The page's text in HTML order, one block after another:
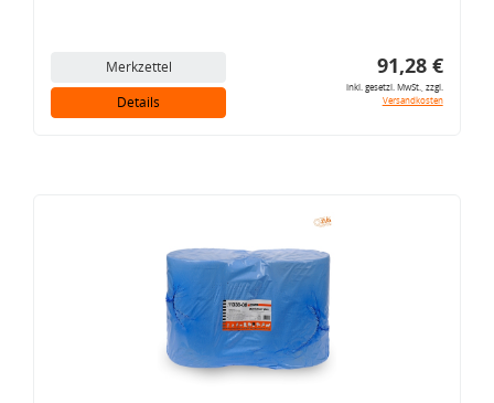
Merkzettel
Details
91,28 €
inkl. gesetzl. MwSt., zzgl.
Versandkosten